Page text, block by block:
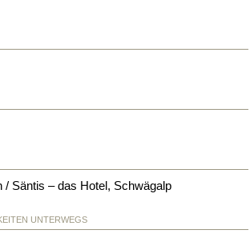
/ Säntis – das Hotel, Schwägalp
UNTERWEGS